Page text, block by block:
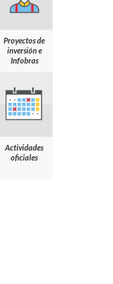
Proyectos de
inversión e
Infobras
Actividades
oficiales